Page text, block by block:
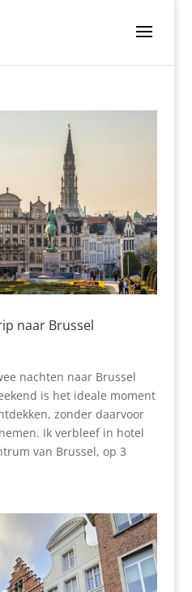
naar Brussel
nachten naar Brussel
is het ideale moment
zonder daarvoor
Ik verbleef in hotel
van Brussel, op 3